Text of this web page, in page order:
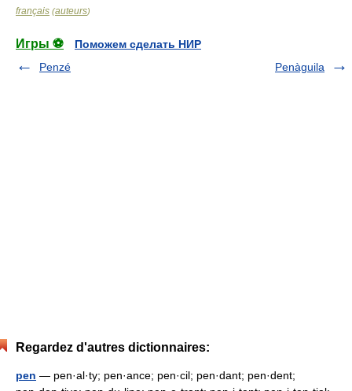
français (auteurs)
Игры ⚽
Поможем сделать НИР
Penzé
Penàguila
Regardez d'autres dictionnaires:
pen — pen·al·ty; pen·ance; pen·cil; pen·dant; pen·dent;